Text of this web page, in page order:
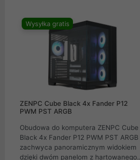
Wysyłka gratis
ZENPC Cube Black 4x Fander P12
PWM PST ARGB
Obudowa do komputera ZENPC Cube
Black 4x Fander P12 PWM PST ARGB
zachwyca panoramicznym widokiem
dzięki dwóm panelom z hartowanego